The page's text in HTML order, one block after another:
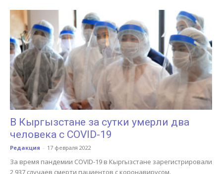
В Кыргызстане за сутки умерли два
человека с COVID-19
Редакция - 17 февраля 2022
За время пандемии COVID-19 в Кыргызстане зарегистрировали
2 937 случаев смерти пациентов с коронавирусом.